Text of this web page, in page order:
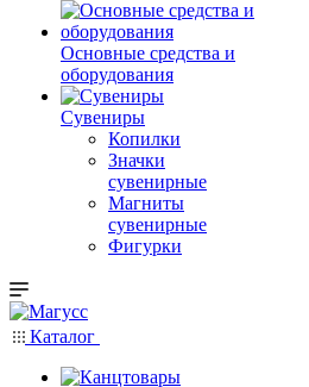
Основные средства и
оборудования
Сувениры
Копилки
Значки
сувенирные
Магниты
сувенирные
Фигурки
Каталог